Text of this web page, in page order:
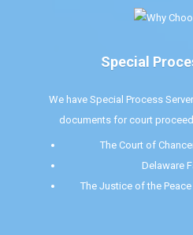
Special
We have Special Process
documents for court
The Court of
Delaware
The Justice of the